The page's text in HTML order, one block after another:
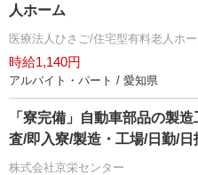
人ホーム
医療法人ひさご/住宅型有料老人ホ
時給1,140円
アルバイト・パート / 愛知県
「寮完備」自動車部品の製
査/即入寮/製造・工場/日勤/
株式会社京栄センター